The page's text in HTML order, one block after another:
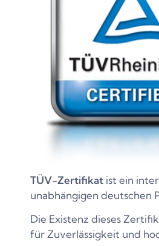
TÜV-Zertifikat ist ein
unabhängigen deutschen
Die Existenz dieses
für Zuverlässigkeit und